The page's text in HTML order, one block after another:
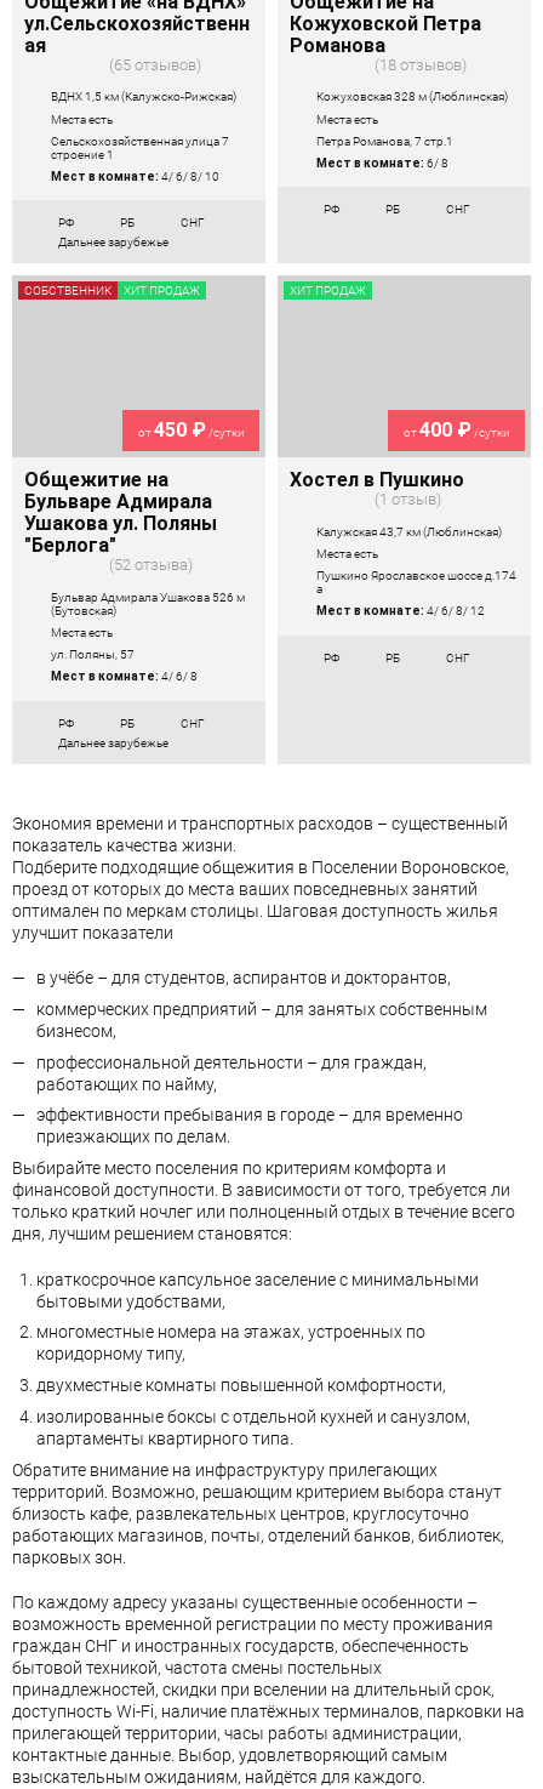
ул.Сельскохозяйственн
ая
65 отзывов
ВДНХ 1,5 км (Калужско-Рижская)
Места есть
Сельскохозяйственная улица 7
строение 1
Мест в комнате: 4/ 6/ 8/ 10
РФ РБ
СНГ
Дальнее зарубежье
Кожуховской Петра
Романова
18 отзывов
Кожуховская 328 м (Люблинская)
Места есть
Петра Романова, 7 стр.1
Мест в комнате: 6/ 8
РФ РБ СНГ
от450 ₽/сутки
Общежитие на
Бульваре Адмирала
Ушакова ул. Поляны
"Берлога"
52 отзыва
Бульвар Адмирала Ушакова 526 м
(Бутовская)
Места есть
ул. Поляны, 57
Мест в комнате: 4/ 6/ 8
РФ РБ
СНГ
Дальнее зарубежье
СОБСТВЕННИК ХИТ ПРОДАЖ
от400 ₽/сутки
Хостел в Пушкино
1 отзыв
Калужская 43,7 км (Люблинская)
Места есть
Пушкино Ярославское шоссе д.174
а
Мест в комнате: 4/ 6/ 8/ 12
РФ РБ СНГ
ХИТ ПРОДАЖ
Экономия времени и транспортных расходов – существенный
показатель качества жизни.
Подберите подходящие общежития в Поселении Вороновское,
проезд от которых до места ваших повседневных занятий
оптимален по меркам столицы. Шаговая доступность жилья
улучшит показатели
в учёбе – для студентов, аспирантов и докторантов,
коммерческих предприятий – для занятых собственным
бизнесом,
профессиональной деятельности – для граждан,
работающих по найму,
эффективности пребывания в городе – для временно
приезжающих по делам.
Выбирайте место поселения по критериям комфорта и
финансовой доступности. В зависимости от того, требуется ли
только краткий ночлег или полноценный отдых в течение всего
дня, лучшим решением становятся:
краткосрочное капсульное заселение с минимальными
бытовыми удобствами,
многоместные номера на этажах, устроенных по
коридорному типу,
двухместные комнаты повышенной комфортности,
изолированные боксы с отдельной кухней и санузлом,
апартаменты квартирного типа.
Обратите внимание на инфраструктуру прилегающих
территорий. Возможно, решающим критерием выбора станут
близость кафе, развлекательных центров, круглосуточно
работающих магазинов, почты, отделений банков, библиотек,
парковых зон.
По каждому адресу указаны существенные особенности –
возможность временной регистрации по месту проживания
граждан СНГ и иностранных государств, обеспеченность
бытовой техникой, частота смены постельных
принадлежностей, скидки при вселении на длительный срок,
доступность Wi-Fi, наличие платёжных терминалов, парковки на
прилегающей территории, часы работы администрации,
контактные данные. Выбор, удовлетворяющий самым
взыскательным ожиданиям, найдётся для каждого.